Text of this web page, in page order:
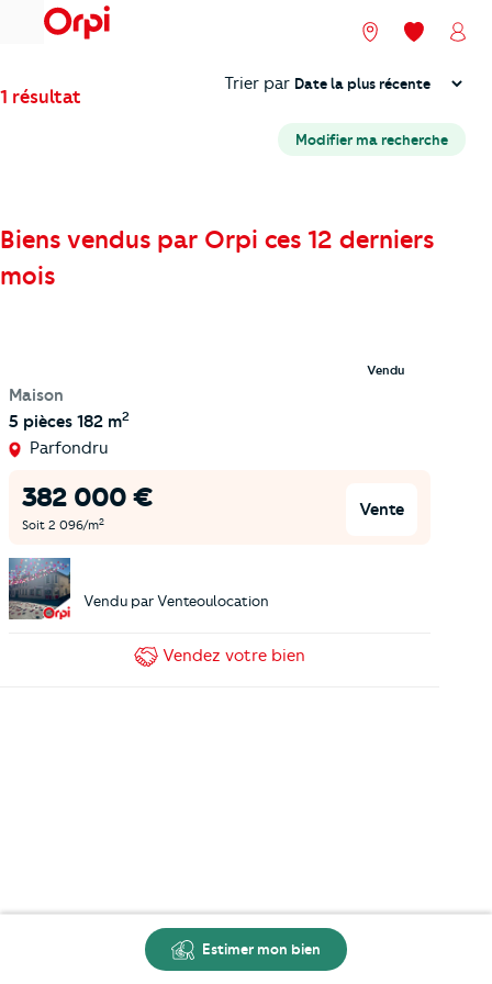
menu Nos agences
Mes
1 résultat
Trier
Trier par
Modifier ma recherche
Carte Créer une alerte
Biens vendus par Orpi ces 12 derniers
mois
Estimer mon bien
Maison
5 pièces 182 m2
Vendu
Parfondru
382 000 €
Soit 2 096/m2
Vente
Vendu parVenteoulocation
Vendez votre bien